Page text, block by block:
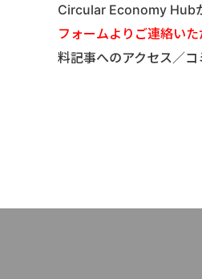
Circular Economy Hub
フォームよりご連絡い
料記事へのアクセス／コ